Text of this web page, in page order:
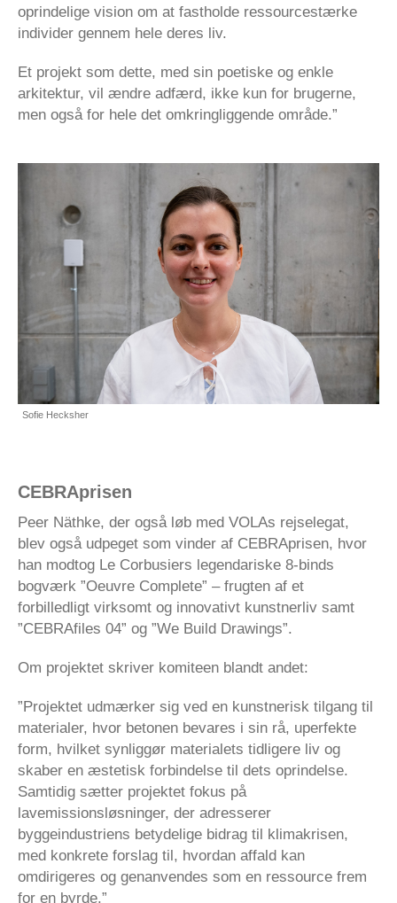
oprindelige vision om at fastholde ressourcestærke
individer gennem hele deres liv.
Et projekt som dette, med sin poetiske og enkle
arkitektur, vil ændre adfærd, ikke kun for brugerne,
men også for hele det omkringliggende område.”
Sofie Hecksher
CEBRAprisen
Peer Näthke, der også løb med VOLAs rejselegat,
blev også udpeget som vinder af CEBRAprisen, hvor
han modtog Le Corbusiers legendariske 8-binds
bogværk ”Oeuvre Complete” – frugten af et
forbilledligt virksomt og innovativt kunstnerliv samt
”CEBRAfiles 04” og ”We Build Drawings”.
Om projektet skriver komiteen blandt andet:
”Projektet udmærker sig ved en kunstnerisk tilgang til
materialer, hvor betonen bevares i sin rå, uperfekte
form, hvilket synliggør materialets tidligere liv og
skaber en æstetisk forbindelse til dets oprindelse.
Samtidig sætter projektet fokus på
lavemissionsløsninger, der adresserer
byggeindustriens betydelige bidrag til klimakrisen,
med konkrete forslag til, hvordan affald kan
omdirigeres og genanvendes som en ressource frem
for en byrde.”